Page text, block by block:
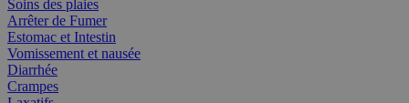
Soins des plaies
Arrêter de Fumer
Estomac et Intestin
Vomissement et nausée
Diarrhée
Crampes